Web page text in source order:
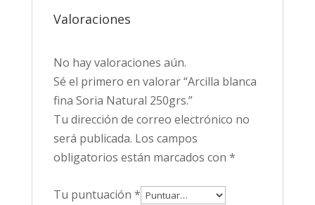
Valoraciones
No hay valoraciones aún.
Sé el primero en valorar “Arcilla blanca
fina Soria Natural 250grs.”
Tu dirección de correo electrónico no
será publicada. Los campos
obligatorios están marcados con *
Tu puntuación *